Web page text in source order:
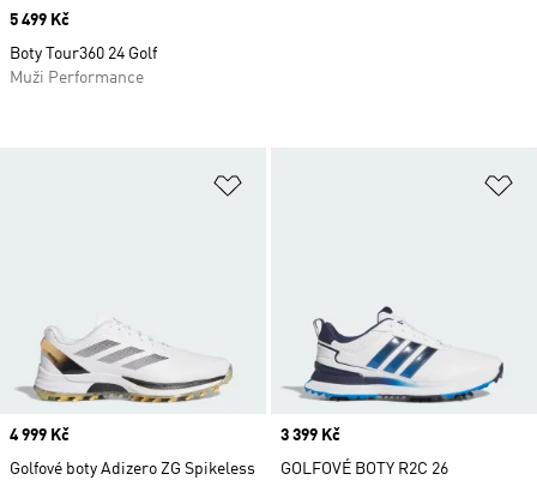
Price
4 999 Kč
Golfové boty Adizero ZG Spikeless
Price
3 399 Kč
GOLFOVÉ BOTY R2C 26
Price
5 499 Kč
Boty Tour360 24 Golf
Muži Performance